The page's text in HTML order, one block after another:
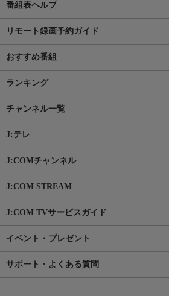
番組表ヘルプ
リモート録画予約ガイド
おすすめ番組
ランキング
チャンネル一覧
J:テレ
J:COMチャンネル
J:COM STREAM
J:COM TVサービスガイド
イベント・プレゼント
サポート・よくある質問